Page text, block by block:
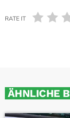
RATE IT
ÄHNLICHE